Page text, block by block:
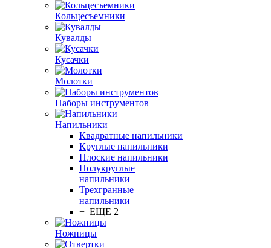
Кольцесъемники
Кувалды
Кусачки
Молотки
Наборы инструментов
Напильники
Квадратные напильники
Круглые напильники
Плоские напильники
Полукруглые
напильники
Трехгранные
напильники
+ ЕЩЕ 2
Ножницы